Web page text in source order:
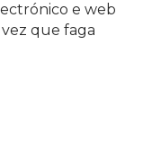
e web
que faga